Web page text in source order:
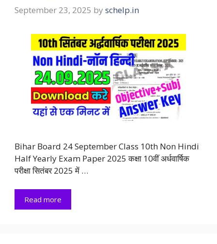
September 23, 2025 by schelp.in
Bihar Board 24 September Class 10th Non Hindi
Half Yearly Exam Paper 2025 कक्षा 10वीं अर्धवार्षिक
परीक्षा सितंबर 2025 में …
Read more